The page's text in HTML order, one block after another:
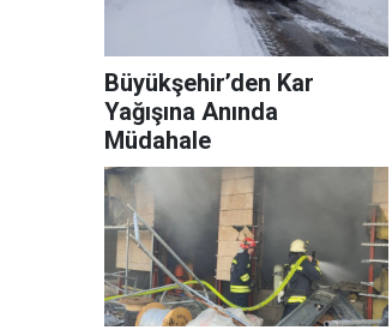
Büyükşehir’den Kar
Yağışına Anında
Müdahale